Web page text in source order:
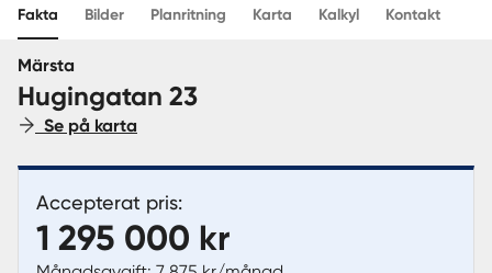
Sverige
Fakta Bilder Planritning Karta Kalkyl Kontakt
Märsta
Hugingatan 23
Se på karta
Accepterat pris:
1 295 000 kr